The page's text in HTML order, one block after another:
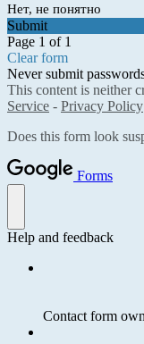
Нет, не понятно
Submit
Page 1 of 1
Clear form
Never submit
This content is neither
Service - Privacy Policy
Does this form look
Forms
Help and feedback
Contact form